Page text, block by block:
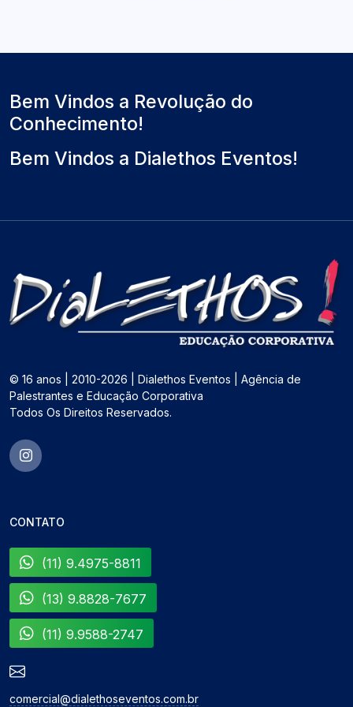
Bem Vindos a Revolução do
Conhecimento!
Bem Vindos a Dialethos Eventos!
© 16 anos | 2010-2026 | Dialethos Eventos | Agência de
Palestrantes e Educação Corporativa
Todos Os Direitos Reservados.
CONTATO
(11) 9.4975-8811
(13) 9.8828-7677
(11) 9.9588-2747
comercial@dialethoseventos.com.br